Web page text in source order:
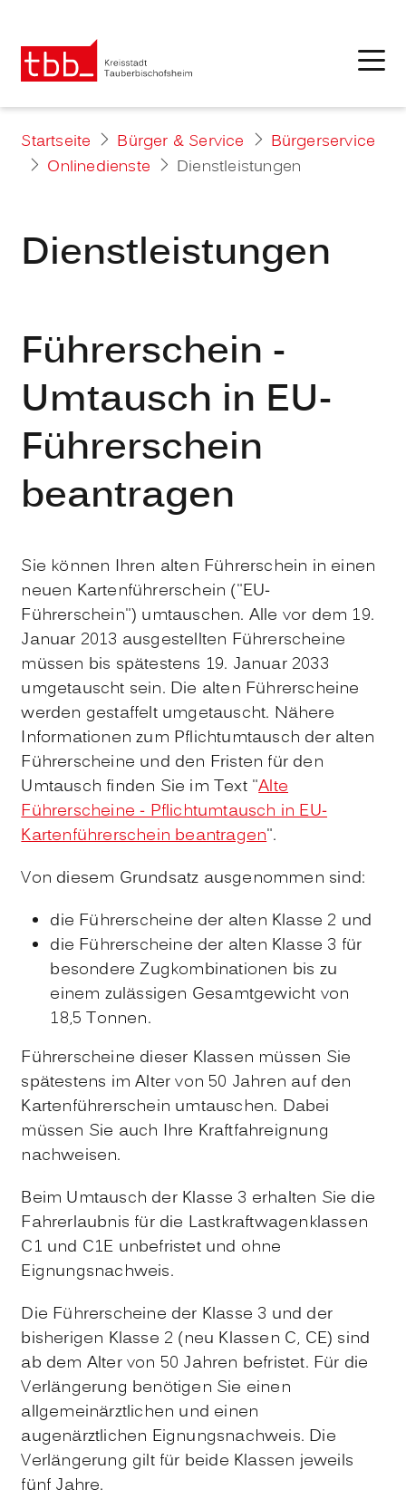
Startseite Bürger & Service
Bürgerservice
Onlinedienste
Dienstleistungen
Dienstleistungen
Führerschein -
Umtausch in EU-
Führerschein
beantragen
Sie können Ihren alten Führerschein in einen
neuen Kartenführerschein ("EU-
Führerschein") umtauschen. Alle vor dem 19.
Januar 2013 ausgestellten Führerscheine
müssen bis spätestens 19. Januar 2033
umgetauscht sein. Die alten Führerscheine
werden gestaffelt umgetauscht. Nähere
Informationen zum Pflichtumtausch der alten
Führerscheine und den Fristen für den
Umtausch finden Sie im Text "Alte
Führerscheine - Pflichtumtausch in EU-
Kartenführerschein beantragen".
Von diesem Grundsatz ausgenommen sind:
die Führerscheine der alten Klasse 2 und
die Führerscheine der alten Klasse 3 für
besondere Zugkombinationen bis zu
einem zulässigen Gesamtgewicht von
18,5 Tonnen.
Führerscheine dieser Klassen müssen Sie
spätestens im Alter von 50 Jahren auf den
Kartenführerschein umtauschen. Dabei
müssen Sie auch Ihre Kraftfahreignung
nachweisen.
Beim Umtausch der Klasse 3 erhalten Sie die
Fahrerlaubnis für die Lastkraftwagenklassen
C1 und C1E unbefristet und ohne
Eignungsnachweis.
Die Führerscheine der Klasse 3 und der
bisherigen Klasse 2 (neu Klassen C, CE) sind
ab dem Alter von 50 Jahren befristet. Für die
Verlängerung benötigen Sie einen
allgemeinärztlichen und einen
augenärztlichen Eignungsnachweis. Die
Verlängerung gilt für beide Klassen jeweils
fünf Jahre.